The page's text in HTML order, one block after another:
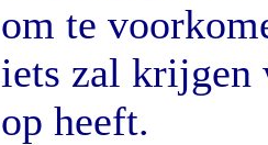
om te
iets zal krijgen
op heeft.